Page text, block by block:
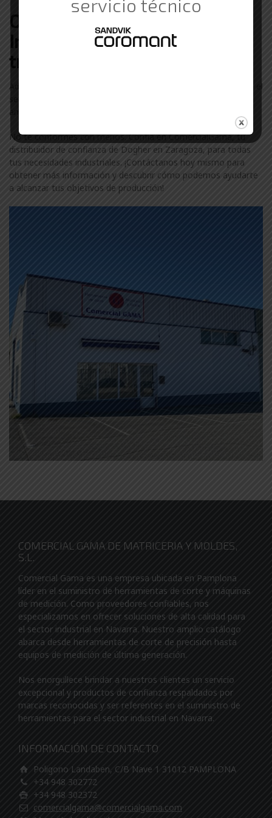
Otras marcas de Suministros
Industriales con las que
trabajamos en Zaragoza
Además de Dogher, colaboramos con otras marcas líderes en el
amplia gama de marcas visitando nuestra
No te conformes con menos. Confía en ComercialGama, tu
distribuidor de confianza de Dogher en Zaragoza, para todas
tus necesidades industriales. ¡Contáctanos hoy mismo para
obtener más información y descubrir cómo podemos ayudarte
a alcanzar tus objetivos de producción!
COMERCIAL GAMA DE MATRICERIA Y MOLDES,
S.L.
Comercial Gama es una empresa ubicada en Pamplona
líder en el suministro de herramientas de corte y máquinas
de medición. Como proveedores confiables, nos
especializamos en ofrecer soluciones de alta calidad para
el sector industrial en Navarra. Nuestro amplio catálogo
abarca desde herramientas de corte de precisión hasta
equipos de medición de última generación.
Nos enorgullece brindar a nuestros clientes un servicio
excepcional y productos de confianza respaldados por
marcas reconocidas y ser referentes en el suministro de
herramientas para el sector industrial en Navarra.
INFORMACIÓN DE CONTACTO
Poligono Landaben, C/B Nave 1 31012 PAMPLONA
+34 948 302772
+34 948 302372
comercialgama@comercialgama.com
servicio técnico